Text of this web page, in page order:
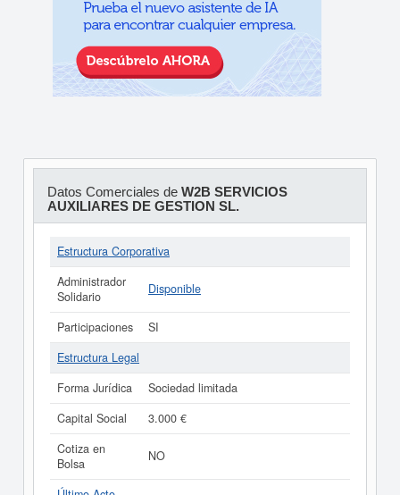
Datos Comerciales de W2B SERVICIOS
AUXILIARES DE GESTION SL.
Estructura Corporativa
Administrador
Solidario
Disponible
Participaciones
SI
Estructura Legal
Forma Jurídica
Sociedad limitada
Capital Social
3.000 €
Cotiza en
Bolsa
NO